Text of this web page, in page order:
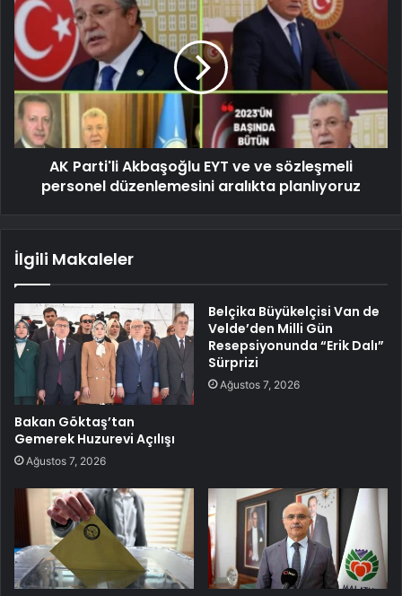
AK Parti'li Akbaşoğlu EYT ve ve sözleşmeli
personel düzenlemesini aralıkta planlıyoruz
İlgili Makaleler
Bakan Göktaş’tan
Gemerek Huzurevi Açılışı
Ağustos 7, 2026
Belçika Büyükelçisi Van de
Velde’den Milli Gün
Resepsiyonunda “Erik Dalı”
Sürprizi
Ağustos 7, 2026